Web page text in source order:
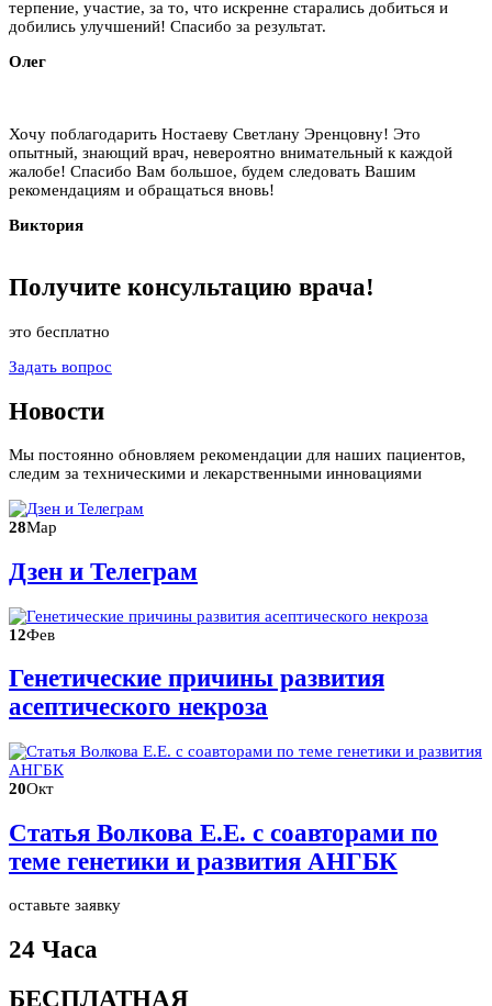
терпение, участие, за то, что искренне старались добиться и
добились улучшений! Спасибо за результат.
Олег
Хочу поблагодарить Ностаеву Светлану Эренцовну! Это
опытный, знающий врач, невероятно внимательный к каждой
жалобе! Спасибо Вам большое, будем следовать Вашим
рекомендациям и обращаться вновь!
Виктория
Получите консультацию врача!
это бесплатно
Задать вопрос
Новости
Мы постоянно обновляем рекомендации для наших пациентов,
следим за техническими и лекарственными инновациями
28Мар
Дзен и Телеграм
12Фев
Генетические причины развития
асептического некроза
20Окт
Статья Волкова Е.Е. с соавторами по
теме генетики и развития АНГБК
оставьте заявку
24 Часа
БЕСПЛАТНАЯ